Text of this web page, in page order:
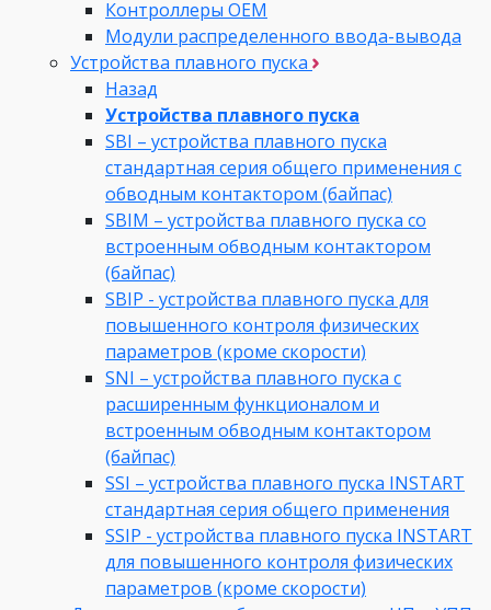
Контроллеры ОЕМ
Модули распределенного ввода-вывода
Устройства плавного пуска
Назад
Устройства плавного пуска
SBI – устройства плавного пуска
стандартная серия общего применения с
обводным контактором (байпас)
SBIM – устройства плавного пуска со
встроенным обводным контактором
(байпас)
SBIP - устройства плавного пуска для
повышенного контроля физических
параметров (кроме скорости)
SNI – устройства плавного пуска с
расширенным функционалом и
встроенным обводным контактором
(байпас)
SSI – устройства плавного пуска INSTART
стандартная серия общего применения
SSIP - устройства плавного пуска INSTART
для повышенного контроля физических
параметров (кроме скорости)